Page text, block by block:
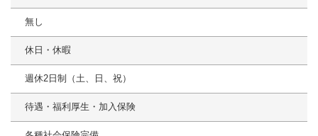
無し
休日・休暇
週休2日制（土、日、祝）
待遇・福利厚生・加入保険